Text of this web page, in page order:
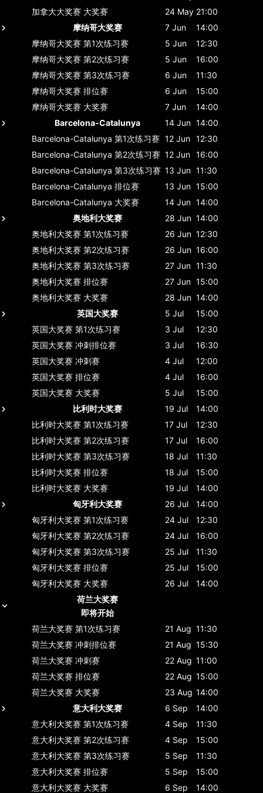
加拿大大奖赛 大奖赛 24 May 21:00
摩纳哥大奖赛
7 Jun
14:00
摩纳哥大奖赛 第1次练习赛 5 Jun
12:30
摩纳哥大奖赛 第2次练习赛 5 Jun
16:00
摩纳哥大奖赛 第3次练习赛 6 Jun
11:30
摩纳哥大奖赛 排位赛 6 Jun
15:00
摩纳哥大奖赛 大奖赛 7 Jun
14:00
Barcelona-Catalunya
14 Jun 14:00
Barcelona-Catalunya 第1次练习赛 12 Jun 12:30
Barcelona-Catalunya 第2次练习赛 12 Jun 16:00
Barcelona-Catalunya 第3次练习赛 13 Jun 11:30
Barcelona-Catalunya 排位赛 13 Jun 15:00
Barcelona-Catalunya 大奖赛 14 Jun 14:00
奥地利大奖赛
28 Jun 14:00
奥地利大奖赛 第1次练习赛 26 Jun 12:30
奥地利大奖赛 第2次练习赛 26 Jun 16:00
奥地利大奖赛 第3次练习赛 27 Jun 11:30
奥地利大奖赛 排位赛 27 Jun 15:00
奥地利大奖赛 大奖赛 28 Jun 14:00
英国大奖赛
5 Jul
15:00
英国大奖赛 第1次练习赛 3 Jul
12:30
英国大奖赛 冲刺排位赛 3 Jul
16:30
英国大奖赛 冲刺赛 4 Jul
12:00
英国大奖赛 排位赛 4 Jul
16:00
英国大奖赛 大奖赛 5 Jul
15:00
比利时大奖赛
19 Jul
14:00
比利时大奖赛 第1次练习赛 17 Jul
12:30
比利时大奖赛 第2次练习赛 17 Jul
16:00
比利时大奖赛 第3次练习赛 18 Jul
11:30
比利时大奖赛 排位赛 18 Jul
15:00
比利时大奖赛 大奖赛 19 Jul
14:00
匈牙利大奖赛
26 Jul
14:00
匈牙利大奖赛 第1次练习赛 24 Jul
12:30
匈牙利大奖赛 第2次练习赛 24 Jul
16:00
匈牙利大奖赛 第3次练习赛 25 Jul
11:30
匈牙利大奖赛 排位赛 25 Jul
15:00
匈牙利大奖赛 大奖赛 26 Jul
14:00
荷兰大奖赛
即将开始
荷兰大奖赛 第1次练习赛 21 Aug 11:30
荷兰大奖赛 冲刺排位赛 21 Aug 15:30
荷兰大奖赛 冲刺赛 22 Aug 11:00
荷兰大奖赛 排位赛 22 Aug 15:00
荷兰大奖赛 大奖赛 23 Aug 14:00
意大利大奖赛
6 Sep
14:00
意大利大奖赛 第1次练习赛 4 Sep
11:30
意大利大奖赛 第2次练习赛 4 Sep
15:00
意大利大奖赛 第3次练习赛 5 Sep
11:30
意大利大奖赛 排位赛 5 Sep
15:00
意大利大奖赛 大奖赛 6 Sep
14:00